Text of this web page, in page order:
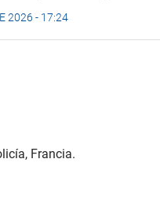
2026 - 17:24